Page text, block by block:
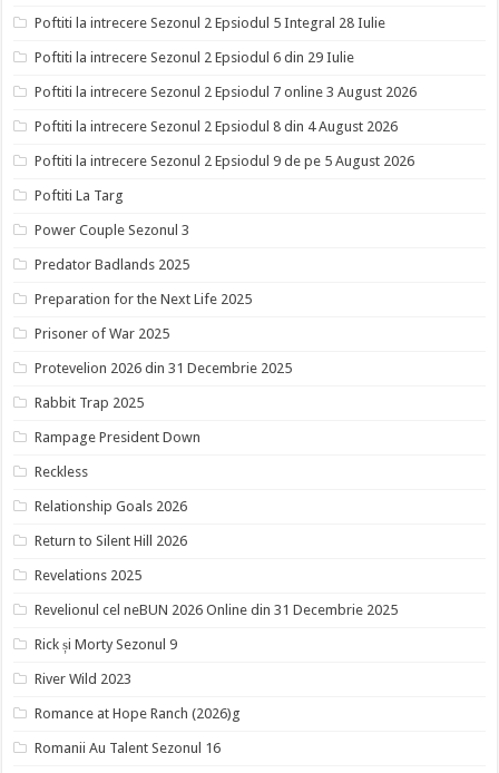
Poftiti la intrecere Sezonul 2 Epsiodul 5 Integral 28 Iulie
Poftiti la intrecere Sezonul 2 Epsiodul 6 din 29 Iulie
Poftiti la intrecere Sezonul 2 Epsiodul 7 online 3 August 2026
Poftiti la intrecere Sezonul 2 Epsiodul 8 din 4 August 2026
Poftiti la intrecere Sezonul 2 Epsiodul 9 de pe 5 August 2026
Poftiti La Targ
Power Couple Sezonul 3
Predator Badlands 2025
Preparation for the Next Life 2025
Prisoner of War 2025
Protevelion 2026 din 31 Decembrie 2025
Rabbit Trap 2025
Rampage President Down
Reckless
Relationship Goals 2026
Return to Silent Hill 2026
Revelations 2025
Revelionul cel neBUN 2026 Online din 31 Decembrie 2025
Rick și Morty Sezonul 9
River Wild 2023
Romance at Hope Ranch (2026)g
Romanii Au Talent Sezonul 16